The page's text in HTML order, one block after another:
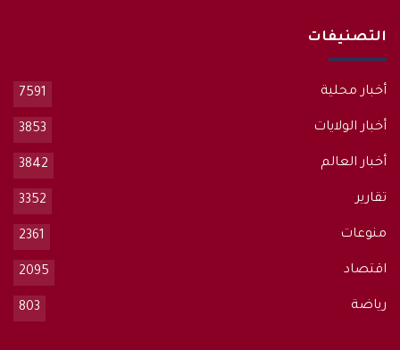
التصنيفات
أخبار محلية 7591
أخبار الولايات 3853
أخبار العالم 3842
تقارير 3352
منوعات 2361
اقتصاد 2095
رياضة 803